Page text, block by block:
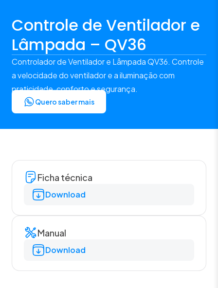
Controle de Ventilador e
Lâmpada – QV36
Controlador de Ventilador e Lâmpada QV36. Controle
a velocidade do ventilador e a iluminação com
praticidade, conforto e segurança.
Quero saber mais
Ficha técnica
Download
Manual
Download